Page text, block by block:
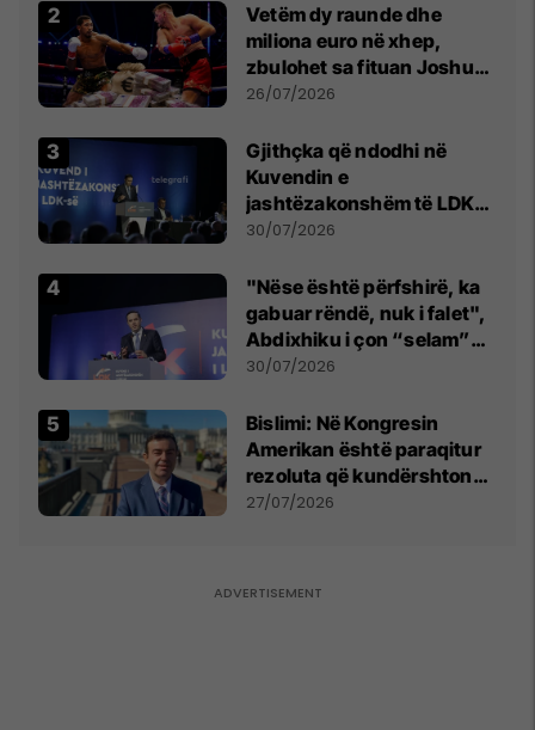
Vetëm dy raunde dhe
miliona euro në xhep,
zbulohet sa fituan Joshua
e Prenga
26/07/2026
Gjithçka që ndodhi në
Kuvendin e
jashtëzakonshëm të LDK-
së
30/07/2026
"Nëse është përfshirë, ka
gabuar rëndë, nuk i falet",
Abdixhiku i çon “selam”
Përparim Ramës
30/07/2026
Bislimi: Në Kongresin
Amerikan është paraqitur
rezoluta që kundërshton
mbajtjen e Asamblesë
27/07/2026